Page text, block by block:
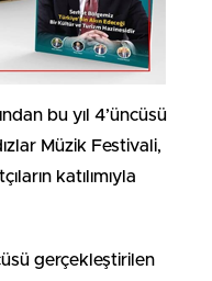
bu yıl 4’üncüsü
Müzik Festivali,
katılımıyla
gerçekleştirilen